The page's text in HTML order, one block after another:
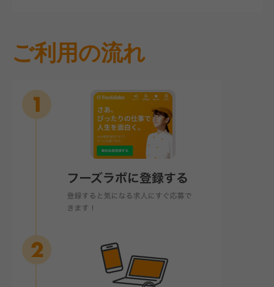
ご利用の流れ